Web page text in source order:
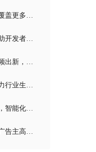
盖更多流
开发者提
出新，穿
行业生态
智能化成
告主高效